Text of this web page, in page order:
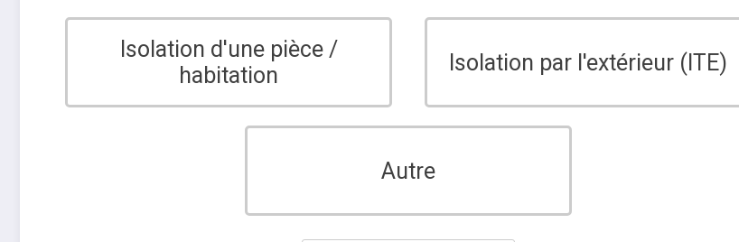
Isolation d'une pièce /
habitation
Isolation par l'extérieur (ITE)
Autre